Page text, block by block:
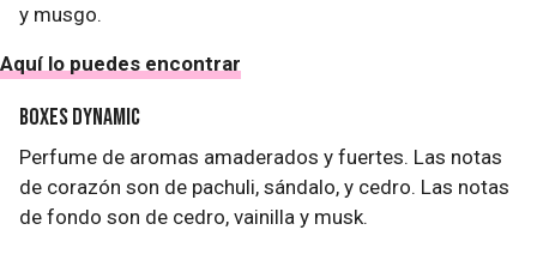
y musgo.
Aquí lo puedes encontrar
Boxes Dynamic
Perfume de aromas amaderados y fuertes. Las notas
de corazón son de pachuli, sándalo, y cedro. Las notas
de fondo son de cedro, vainilla y musk.